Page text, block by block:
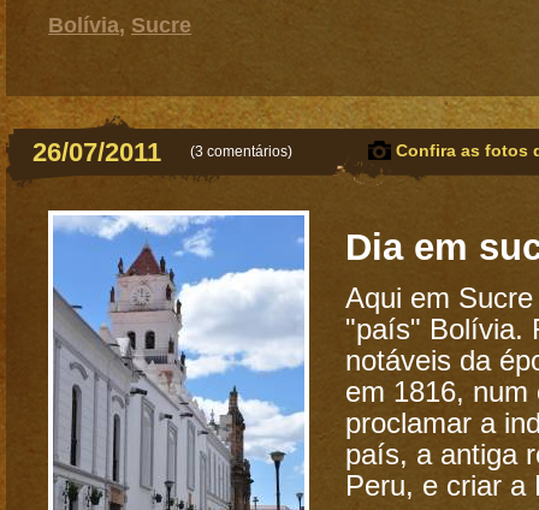
Bolívia, Sucre
26/07/2011 (3 comentários) Confira as fotos
Dia em
Aqui em
"país" Bolívia.
notáveis da
em 1816, num
proclamar a
país, a antiga
Peru, e criar